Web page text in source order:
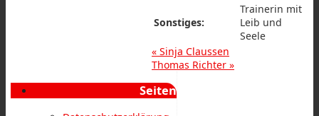
Sonstiges:
Trainerin mit
Leib und
Seele
« Sinja Claussen
Thomas Richter »
Seiten